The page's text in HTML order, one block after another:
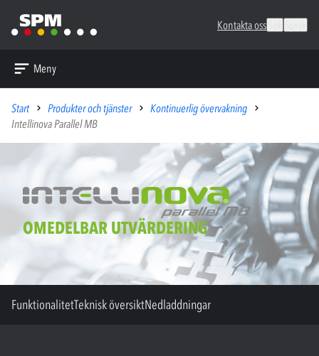
Kontakta oss
Meny
Start Produkter och tjänster
Kontinuerlig övervakning
Intellinova Parallel MB
OMEDELBAR UTVÄRDERING
FunktionalitetTeknisk översiktNedladdningar